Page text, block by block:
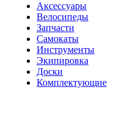
Аксессуары
Велосипеды
Запчасти
Самокаты
Инструменты
Экипировка
Доски
Комплектующие